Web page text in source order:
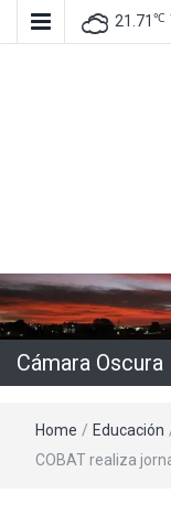
21.71 ℃
Cámara Oscura
Home / Educación
COBAT realiza